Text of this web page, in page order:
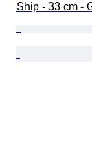
Ship - 33 cm -